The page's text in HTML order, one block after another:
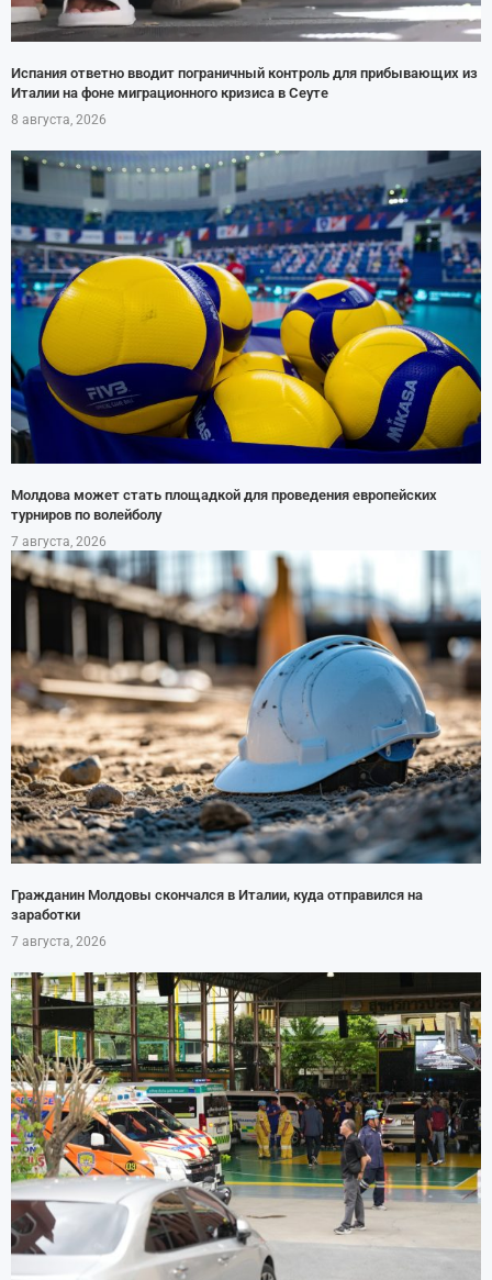
Испания ответно вводит пограничный контроль для прибывающих из
Италии на фоне миграционного кризиса в Сеуте
8 августа, 2026
Молдова может стать площадкой для проведения европейских
турниров по волейболу
7 августа, 2026
Гражданин Молдовы скончался в Италии, куда отправился на
заработки
7 августа, 2026